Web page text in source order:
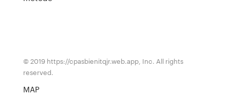
© 2019 https://cpasbienitqjr.web.app, Inc. All rights
reserved.
MAP